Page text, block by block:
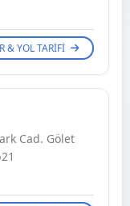
& YOL TARIFI
Cad. Gölet